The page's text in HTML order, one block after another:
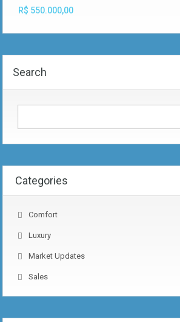
R$ 550.000,00
Search
Categories
Comfort
Luxury
Market Updates
Sales